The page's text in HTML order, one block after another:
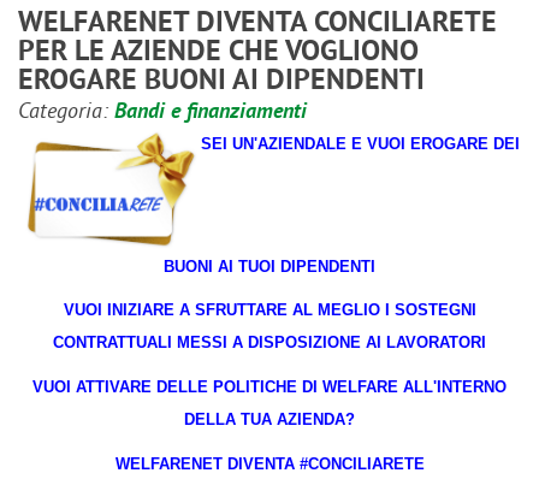
WELFARENET DIVENTA CONCILIARETE
PER LE AZIENDE CHE VOGLIONO
EROGARE BUONI AI DIPENDENTI
Categoria: Bandi e finanziamenti
SEI UN'AZIENDALE E VUOI EROGARE DEI
BUONI AI TUOI DIPENDENTI
VUOI INIZIARE A SFRUTTARE AL MEGLIO I SOSTEGNI
CONTRATTUALI MESSI A DISPOSIZIONE AI LAVORATORI
VUOI ATTIVARE DELLE POLITICHE DI WELFARE ALL'INTERNO
DELLA TUA AZIENDA?
WELFARENET DIVENTA #CONCILIARETE